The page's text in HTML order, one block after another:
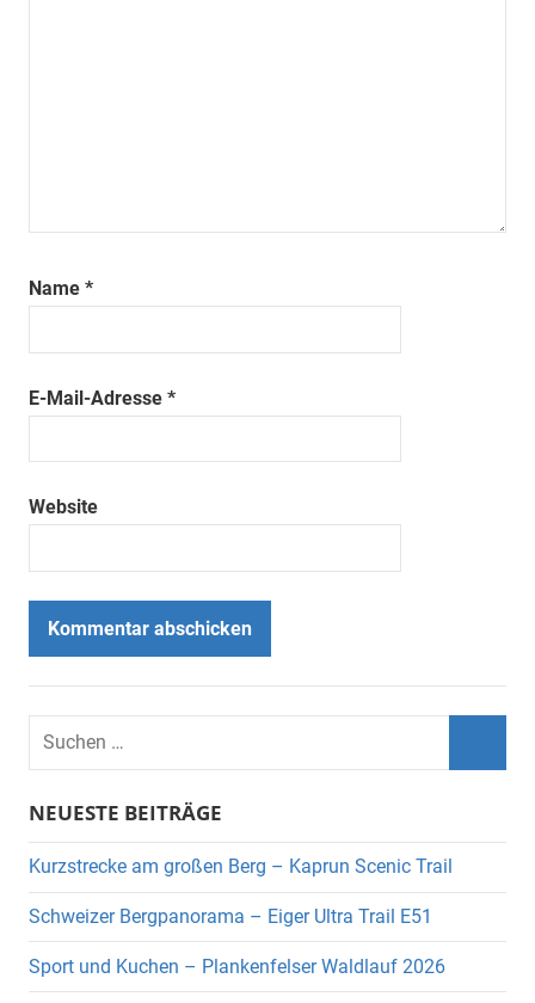
Name *
E-Mail-Adresse *
Website
Suchen
nach:
NEUESTE BEITRÄGE
Kurzstrecke am großen Berg – Kaprun Scenic Trail
Schweizer Bergpanorama – Eiger Ultra Trail E51
Sport und Kuchen – Plankenfelser Waldlauf 2026